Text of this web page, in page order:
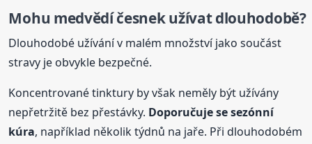
Mohu medvědí česnek užívat dlouhodobě?
Dlouhodobé užívání v malém množství jako součást
stravy je obvykle bezpečné.
Koncentrované tinktury by však neměly být užívány
nepřetržitě bez přestávky. Doporučuje se sezónní
kúra, například několik týdnů na jaře. Při dlouhodobém